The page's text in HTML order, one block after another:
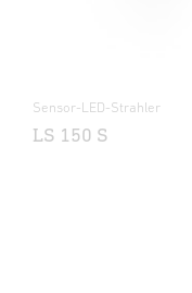
Sensor-LED-Strahler
LS 150 S